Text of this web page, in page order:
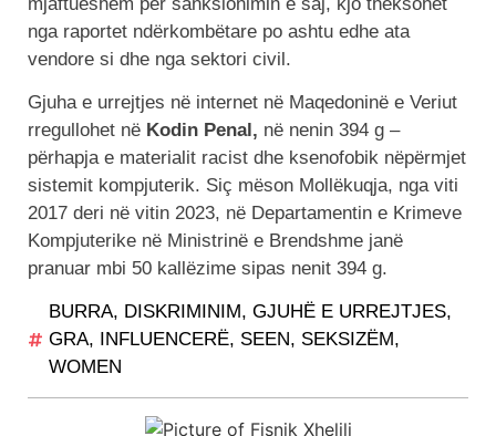
nga raportet ndërkombëtare po ashtu edhe ata
vendore si dhe nga sektori civil.
Gjuha e urrejtjes në internet në Maqedoninë e Veriut
rregullohet në Kodin Penal, në nenin 394 g –
përhapja e materialit racist dhe ksenofobik nëpërmjet
sistemit kompjuterik. Siç mëson Mollëkuqja, nga viti
2017 deri në vitin 2023, në Departamentin e Krimeve
Kompjuterike në Ministrinë e Brendshme janë
pranuar mbi 50 kallëzime sipas nenit 394 g.
BURRA, DISKRIMINIM, GJUHË E URREJTJES,
GRA, INFLUENCERË, SEEN, SEKSIZËM,
WOMEN